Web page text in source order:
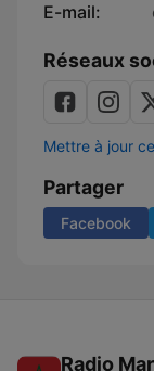
E-mail:
Réseaux
Mettre à jour
Partager
Facebook
Radio